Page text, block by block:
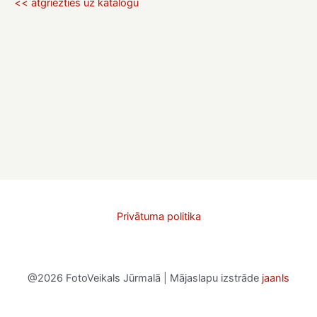
<< atgriezties uz katalogu
Privātuma politika
@2026 FotoVeikals Jūrmalā | Mājaslapu izstrāde jaanls